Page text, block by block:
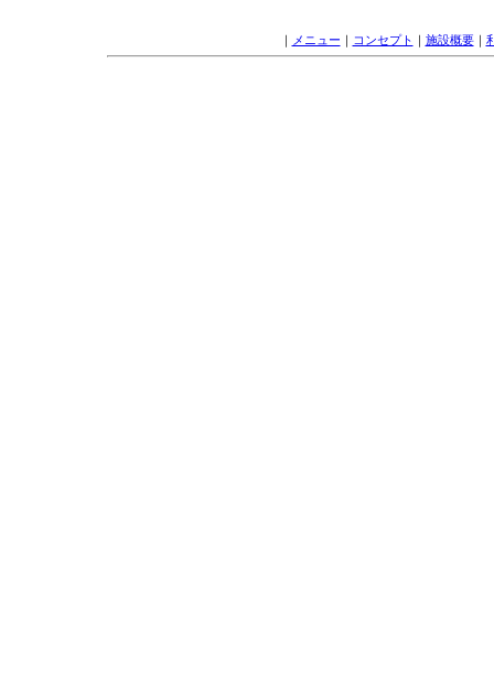
｜ メニュー ｜ コンセプト ｜ 施設概要｜